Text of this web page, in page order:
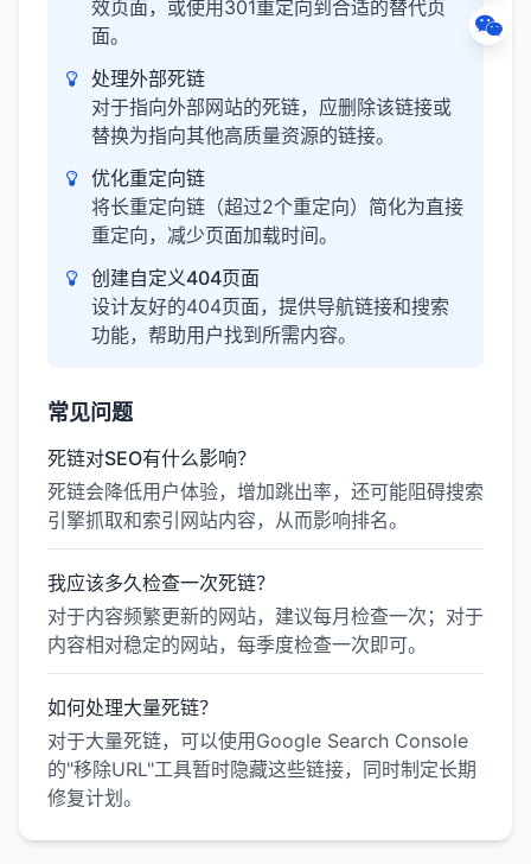
效页面，或使用301重定向到合适的替代页
面。
处理外部死链
对于指向外部网站的死链，应删除该链接或
替换为指向其他高质量资源的链接。
优化重定向链
将长重定向链（超过2个重定向）简化为直接
重定向，减少页面加载时间。
创建自定义404页面
设计友好的404页面，提供导航链接和搜索
功能，帮助用户找到所需内容。
常见问题
死链对SEO有什么影响？
死链会降低用户体验，增加跳出率，还可能阻碍搜索
引擎抓取和索引网站内容，从而影响排名。
我应该多久检查一次死链？
对于内容频繁更新的网站，建议每月检查一次；对于
内容相对稳定的网站，每季度检查一次即可。
如何处理大量死链？
对于大量死链，可以使用Google Search Console
的"移除URL"工具暂时隐藏这些链接，同时制定长期
修复计划。